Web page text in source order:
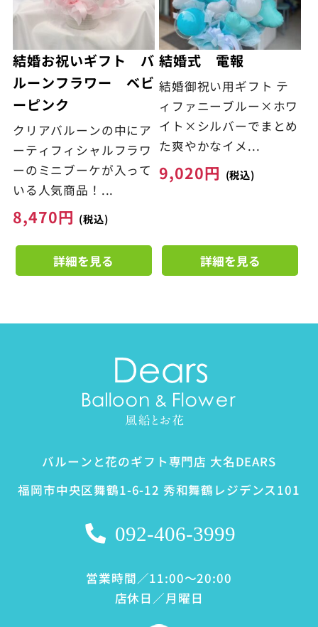
結婚お祝いギフト バ
ルーンフラワー ベビ
ーピンク
クリアバルーンの中にア
ーティフィシャルフラワ
ーのミニブーケが入って
いる人気商品！...
8,470円 (税込)
詳細を見る
結婚式 電報
結婚御祝い用ギフト テ
ィファニーブルー×ホワ
イト×シルバーでまとめ
た爽やかなイメ...
9,020円 (税込)
詳細を見る
バルーンと花のギフト専門店 大名DEARS
福岡市中央区舞鶴1-6-12 秀和舞鶴レジデンス101
092-406-3999
営業時間／11:00～20:00
店休日／月曜日